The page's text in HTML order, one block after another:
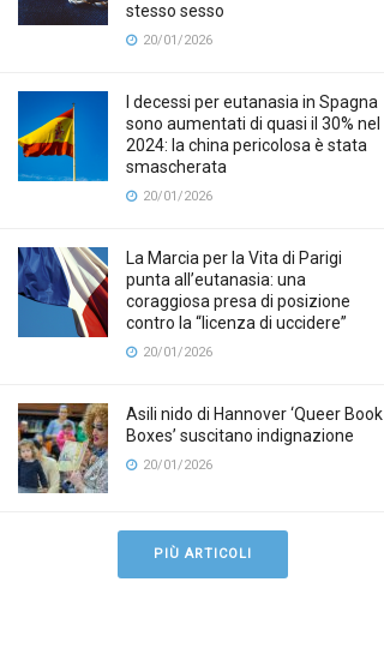
stesso sesso
20/01/2026
I decessi per eutanasia in Spagna
sono aumentati di quasi il 30% nel
2024: la china pericolosa è stata
smascherata
20/01/2026
La Marcia per la Vita di Parigi
punta all’eutanasia: una
coraggiosa presa di posizione
contro la “licenza di uccidere”
20/01/2026
Asili nido di Hannover ‘Queer Book
Boxes’ suscitano indignazione
20/01/2026
PIÙ ARTICOLI